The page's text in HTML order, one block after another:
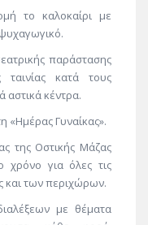
το καλοκαίρι με
παράστασης
ταινίας κατά τους
αστικά κέντρα.
«Ημέρας Γυναίκας».
της Οστικής Μάζας
για όλες τις
και των περιχώρων.
με θέματα